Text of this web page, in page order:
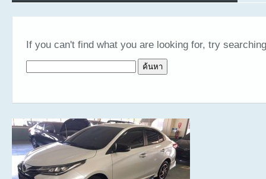
If you can't find what you are looking for, try